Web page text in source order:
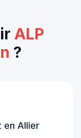
ALP
?
en Allier